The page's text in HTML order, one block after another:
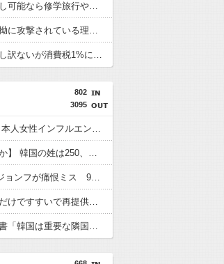
【速報】元原爆資料館館長「もし可能なら修学旅行や平和学習の小学生に炎天下で腐敗した遺体の臭いを再現し嗅がせたい」
【朗報】兵庫県・斎藤知事が執拗に攻撃されている理由判明、県民も知らなかった「多額の費用が発生する状況」を一斉排除
【速報】町のお弁当屋さん「申し訳ないが消費税1%になったらその分商品代を値上げするわ」 「うちも！」
802
3095
【聯合ニュース】 韓国在住の日本人女性インフルエンサー ライブ配信中に死亡
【なぜ韓国にはキム姓が多いのか】 韓国の姓は250、日本は30万…歴史的背景を米学者分析「学問尊重と平和な歴史が原動力」
【MLB】“韓国のイチロー”イ・ジョンフが痛恨ミス 9回2死からまさか…サヨナラ負けに動けず、地元放送は同情「不運でした」
客が使ったビールジョッキを水だけですすいで再提供した日本の飲食店…韓国のネットで物議
【韓国メディア】日本の防衛白書「韓国は重要な隣国」 3年連続